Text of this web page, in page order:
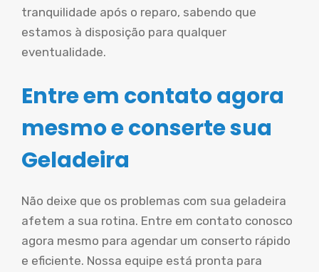
tranquilidade após o reparo, sabendo que
estamos à disposição para qualquer
eventualidade.
Entre em contato agora
mesmo e conserte sua
Geladeira
Não deixe que os problemas com sua geladeira
afetem a sua rotina. Entre em contato conosco
agora mesmo para agendar um conserto rápido
e eficiente. Nossa equipe está pronta para